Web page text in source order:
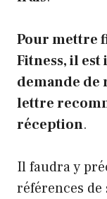
Pour mettre
Fitness, il est
demande de
lettre
réception.
Il faudra y
références